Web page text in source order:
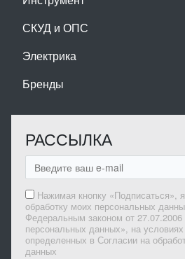
СКУД и ОПС
Электрика
Бренды
РАССЫЛКА
Нажимая кнопку «Подписаться»,
обработку моих персональных
Федеральным законом от
персональных данных», на
определенных в Согласии на
данных